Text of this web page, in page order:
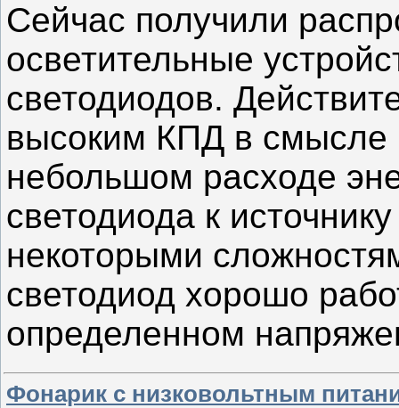
Сейчас получили
осветительные
светодиодов.
высоким КПД в смысле
небольшом расходе
светодиода к
некоторыми
светодиод хорошо
определенном
Фонарик с низковольтным